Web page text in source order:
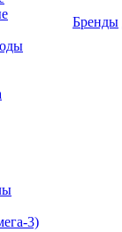
3)
Бренды